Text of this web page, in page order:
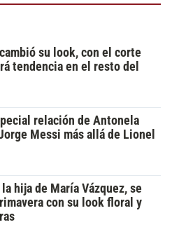
su look, con el corte
tendencia en el resto del
relación de Antonela
Messi más allá de Lionel
hija de María Vázquez, se
con su look floral y